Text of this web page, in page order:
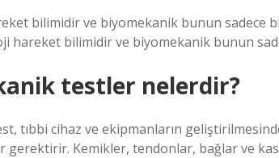
bilimidir ve biyomekanik bunun sadece
hareket bilimidir ve biyomekanik bunun
testler nelerdir?
tıbbi cihaz ve ekipmanların
gerektirir. Kemikler, tendonlar, bağlar ve